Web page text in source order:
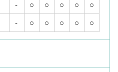
- ○ ○ ○ ○ ○
- ○ ○ ○ ○ ○